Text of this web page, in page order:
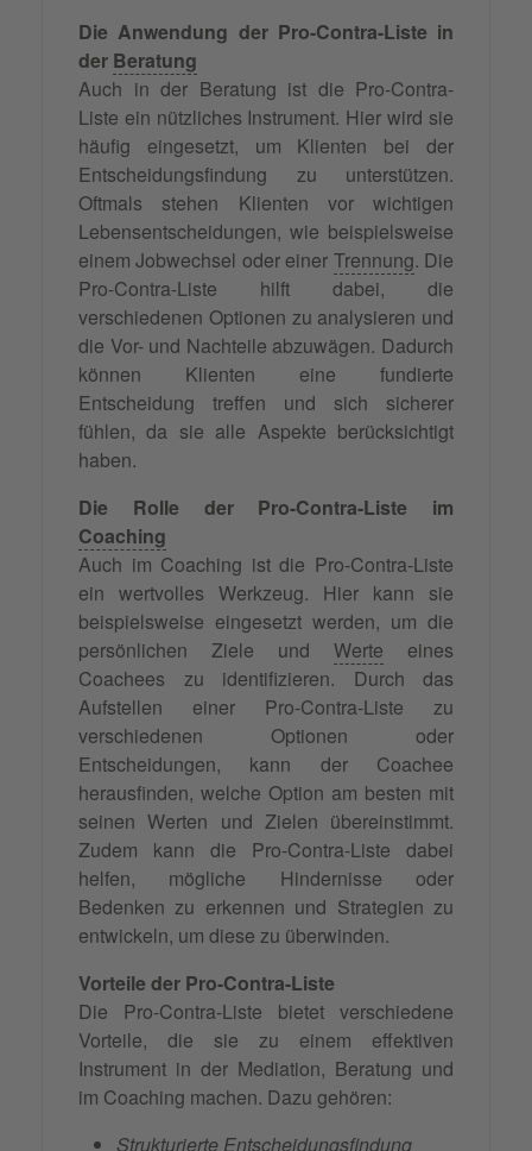
Die Anwendung der Pro-Contra-Liste in
der Beratung
Auch in der Beratung ist die Pro-Contra-
Liste ein nützliches Instrument. Hier wird sie
häufig eingesetzt, um Klienten bei der
Entscheidungsfindung zu unterstützen.
Oftmals stehen Klienten vor wichtigen
Lebensentscheidungen, wie beispielsweise
einem Jobwechsel oder einer Trennung. Die
Pro-Contra-Liste hilft dabei, die
verschiedenen Optionen zu analysieren und
die Vor- und Nachteile abzuwägen. Dadurch
können Klienten eine fundierte
Entscheidung treffen und sich sicherer
fühlen, da sie alle Aspekte berücksichtigt
haben.
Die Rolle der Pro-Contra-Liste im
Coaching
Auch im Coaching ist die Pro-Contra-Liste
ein wertvolles Werkzeug. Hier kann sie
beispielsweise eingesetzt werden, um die
persönlichen Ziele und Werte eines
Coachees zu identifizieren. Durch das
Aufstellen einer Pro-Contra-Liste zu
verschiedenen Optionen oder
Entscheidungen, kann der Coachee
herausfinden, welche Option am besten mit
seinen Werten und Zielen übereinstimmt.
Zudem kann die Pro-Contra-Liste dabei
helfen, mögliche Hindernisse oder
Bedenken zu erkennen und Strategien zu
entwickeln, um diese zu überwinden.
Vorteile der Pro-Contra-Liste
Die Pro-Contra-Liste bietet verschiedene
Vorteile, die sie zu einem effektiven
Instrument in der Mediation, Beratung und
im Coaching machen. Dazu gehören:
Strukturierte Entscheidungsfindung